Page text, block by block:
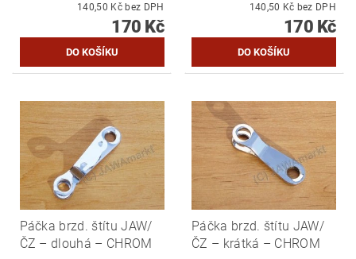
140,50 Kč bez DPH
170 Kč
140,50 Kč bez DPH
170 Kč
Páčka brzd. štítu JAW/
ČZ – dlouhá – CHROM
Páčka brzd. štítu JAW/
ČZ – krátká – CHROM